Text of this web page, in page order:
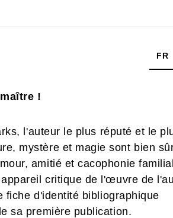
FR
!
l'auteur le plus réputé et le
mystère et magie sont bien
amitié et cacophonie
critique de l'œuvre de
fiche d'identité bibliographique
sa première publication.